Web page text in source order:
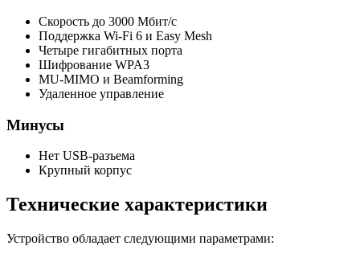
Скорость до 3000 Мбит/с
Поддержка Wi-Fi 6 и Easy Mesh
Четыре гигабитных порта
Шифрование WPA3
MU-MIMO и Beamforming
Удаленное управление
Минусы
Нет USB-разъема
Крупный корпус
Технические характеристики
Устройство обладает следующими параметрами: